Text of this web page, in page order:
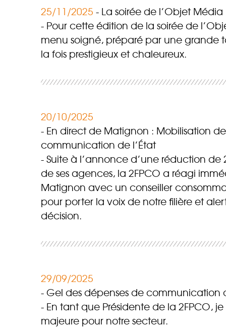
25/11/2025
La soirée de l’Objet
Pour cette édition de la soirée de
menu soigné, préparé par une grande
la fois prestigieux et chaleureux.
20/10/2025
En direct de Matignon : Mobilisation
communication de l’État
Suite à l’annonce d’une réduction
de ses agences, la 2FPCO a réagi
Matignon avec un conseiller
pour porter la voix de notre filière et
décision.
29/09/2025
Gel des dépenses de communication
En tant que Présidente de la 2FPCO,
majeure pour notre secteur.